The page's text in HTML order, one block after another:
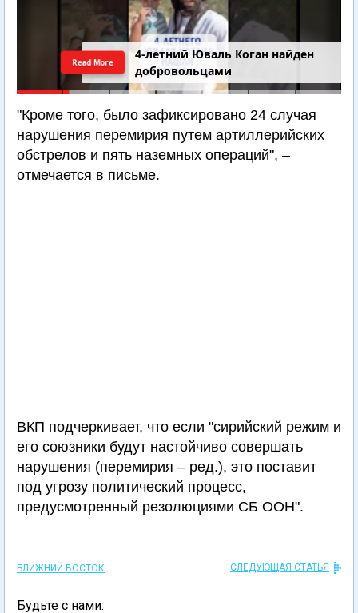
4-летний Юваль Коган найден
добровольцами
Read More
"Кроме того, было зафиксировано 24 случая
нарушения перемирия путем артиллерийских
обстрелов и пять наземных операций", –
отмечается в письме.
ВКП подчеркивает, что если "сирийский режим и
его союзники будут настойчиво совершать
нарушения (перемирия – ред.), это поставит
под угрозу политический процесс,
предусмотренный резолюциями СБ ООН".
БЛИЖНИЙ ВОСТОК СЛЕДУЮЩАЯ СТАТЬЯ
Будьте с нами: